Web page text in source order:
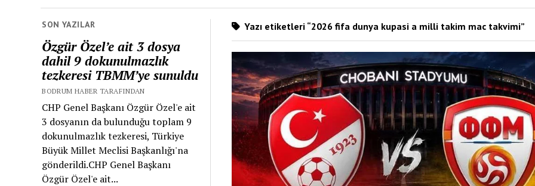
SON YAZILAR
Özgür Özel’e ait 3 dosya
dahil 9 dokunulmazlık
tezkeresi TBMM’ye sunuldu
BODRUM HABER TARAFINDAN
CHP Genel Başkanı Özgür Özel'e ait
3 dosyanın da bulunduğu toplam 9
dokunulmazlık tezkeresi, Türkiye
Büyük Millet Meclisi Başkanlığı'na
gönderildi.CHP Genel Başkanı
Özgür Özel'e ait...
Yazı etiketleri “2026 fifa dunya kupasi a milli takim mac takvimi”